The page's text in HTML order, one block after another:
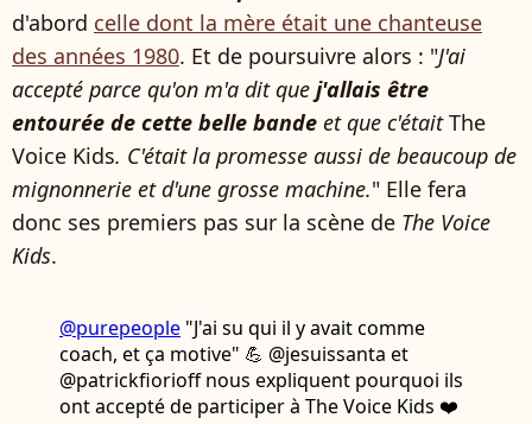
d'abord celle dont la mère était une chanteuse
des années 1980. Et de poursuivre alors : "J'ai
accepté parce qu'on m'a dit que j'allais être
entourée de cette belle bande et que c'étaitThe
Voice Kids. C'était la promesse aussi de beaucoup de
mignonnerie et d'une grosse machine." Elle fera
donc ses premiers pas sur la scène de The Voice
Kids.
@purepeople "J'ai su qui il y avait comme
coach, et ça motive" 💪 @jesuissanta et
@patrickfiorioff nous expliquent pourquoi ils
ont accepté de participer à The Voice Kids ❤️